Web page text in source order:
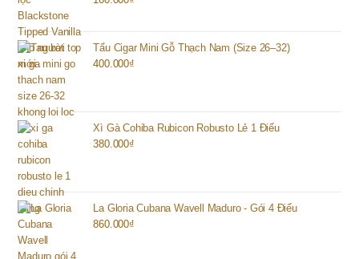
Tẩu Cigar Mini Gỗ Thạch Nam (Size 26–32)
400.000₫
Xì Gà Cohiba Rubicon Robusto Lẻ 1 Điếu
380.000₫
La Gloria Cubana Wavell Maduro - Gói 4 Điếu
860.000₫